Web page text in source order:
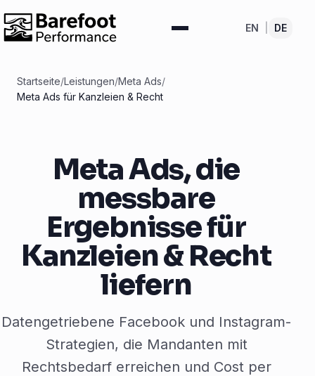
EN DE
Startseite/Leistungen/Meta Ads/
Meta Ads für Kanzleien & Recht
Meta Ads, die
messbare
Ergebnisse für
Kanzleien & Recht
liefern
Datengetriebene Facebook und Instagram-
Strategien, die Mandanten mit
Rechtsbedarf erreichen und Cost per